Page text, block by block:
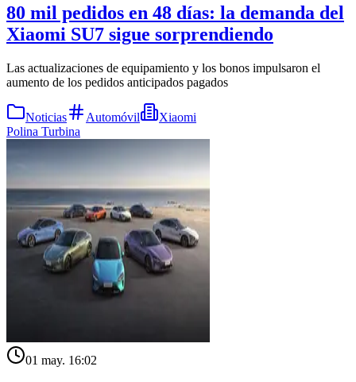
80 mil pedidos en 48 días: la demanda del
Xiaomi SU7 sigue sorprendiendo
Las actualizaciones de equipamiento y los bonos impulsaron el
aumento de los pedidos anticipados pagados
Noticias Automóvil
Xiaomi
Polina Turbina
01 may. 16:02